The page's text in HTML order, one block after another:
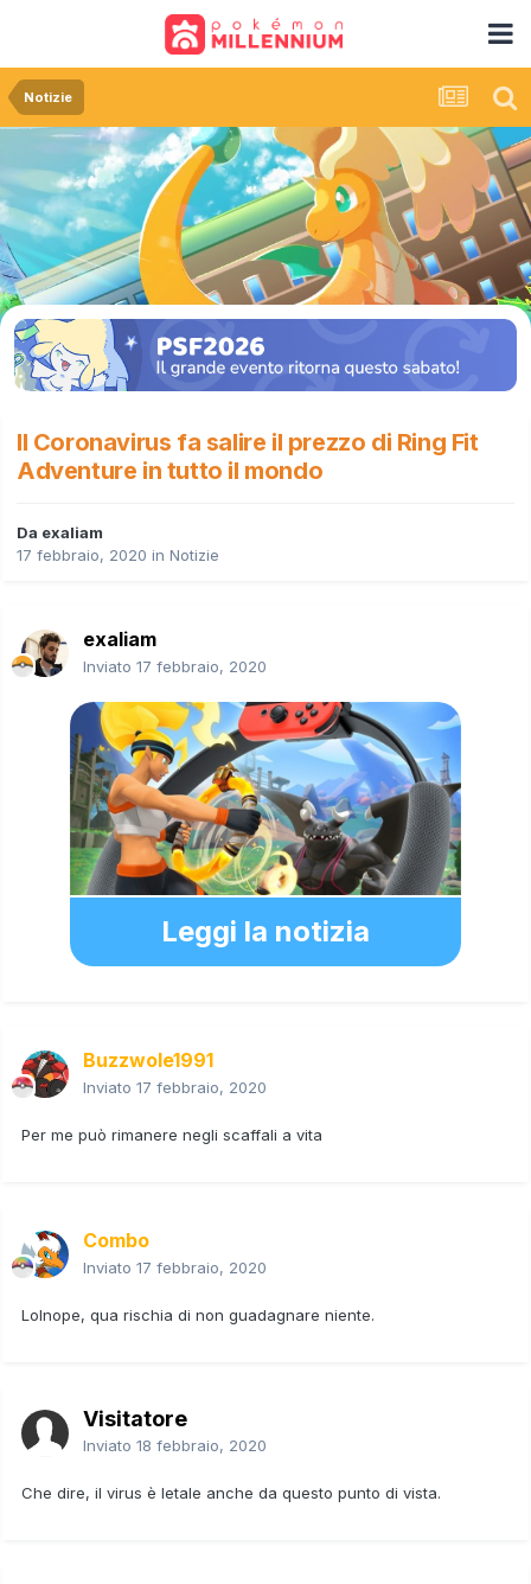
Notizie
Il Coronavirus fa salire il prezzo di Ring Fit
Adventure in tutto il mondo
Da exaliam
17 febbraio, 2020 in Notizie
exaliam
Inviato 17 febbraio, 2020
Leggi la notizia
Buzzwole1991
Inviato 17 febbraio, 2020
Per me può rimanere negli scaffali a vita
Combo
Inviato 17 febbraio, 2020
Lolnope, qua rischia di non guadagnare niente.
Visitatore
Inviato 18 febbraio, 2020
Che dire, il virus è letale anche da questo punto di vista.